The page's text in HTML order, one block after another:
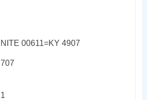
NITE 00611=KY 4907
707
1